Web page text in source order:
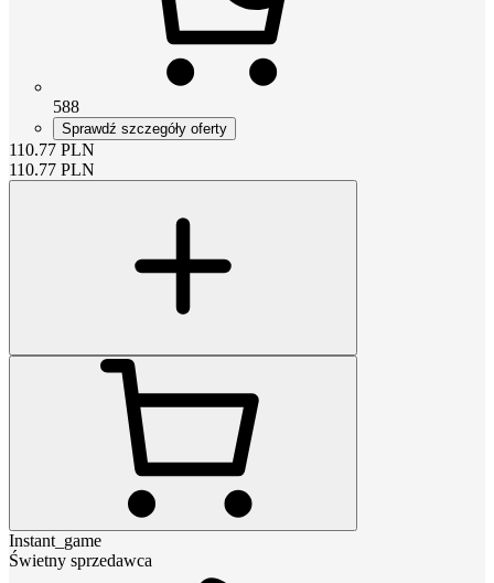
588
Sprawdź szczegóły oferty
110.77 PLN
110.77 PLN
Instant_game
Świetny sprzedawca